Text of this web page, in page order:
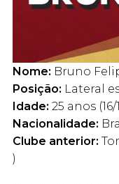
Nome: Bruno
Posição: Lateral
Idade: 25 anos (16/
Nacionalidade:
Clube anterior:
)